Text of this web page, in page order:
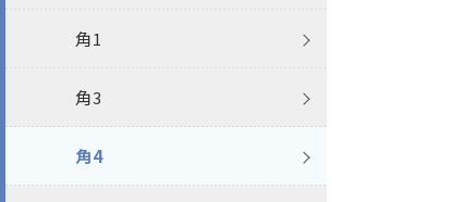
その他
エコ封筒
FSC森林認証
再生紙
ファンシー
プリンター対応
カラー封筒
パステルカラー封筒
クラフト封筒
白封筒
カラー封筒
角5封筒
角6封筒
角7封筒
角1
角3
角4